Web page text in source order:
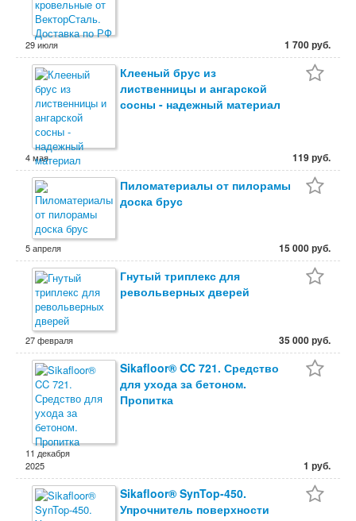
29 июля 1 700 руб.
Клееный брус из
лиственницы и ангарской
сосны - надежный материал
4 мая 119 руб.
Пиломатериалы от пилорамы
доска брус
5 апреля 15 000 руб.
Гнутый триплекс для
револьверных дверей
27 февраля 35 000 руб.
Sikafloor® CC 721. Средство
для ухода за бетоном.
Пропитка
11 декабря
2025
1 руб.
Sikafloor® SynTop-450.
Упрочнитель поверхности